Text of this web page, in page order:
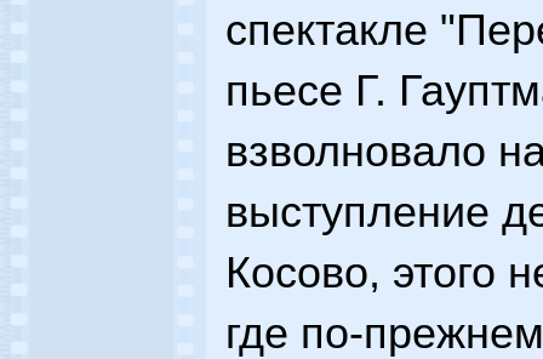
спектакле
пьесе Г.
взволновало
выступление
Косово, этого
где по-